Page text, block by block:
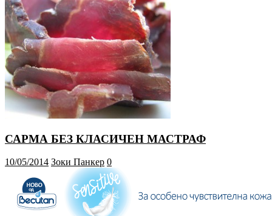
САРМА БЕЗ КЛАСИЧЕН МАСТРАФ
10/05/2014 Зоки Панкер 0